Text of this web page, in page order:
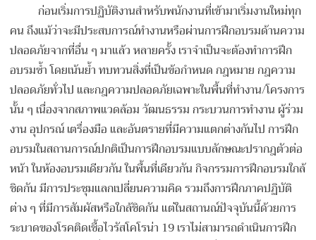
ก่อนเริ่มการปฏิบัติงานสำหรับพนักงานที่เข้ามาเริ่มงานใหม่ทุก
คน ถึงแม้ว่าจะมีประสบการณ์ทำงานหรือผ่านการฝึกอบรมด้านความ
ปลอดภัยจากที่อื่น ๆ มาแล้ว หลายครั้ง เราจำเป็นจะต้องทำการฝึก
อบรมซ้ำ โดยเน้นย้ำ ทบทวนสิ่งที่เป็นข้อกำหนด กฎหมาย กฎความ
ปลอดภัยทั่วไป และกฎความปลอดภัยเฉพาะในพื้นที่ทำงาน/โครงการ
นั้น ๆ เนื่องจากสภาพแวดล้อม วัฒนธรรม กระบวนการทำงาน ผู้ร่วม
งาน อุปกรณ์ เตรื่องมือ และอันตรายที่มีความแตกต่างกันไป การฝึก
อบรมในสถานการณ์ปกติเป็นการฝึกอบรมแบบลักษณะปรากฎตัวต่อ
หน้า ในห้องอบรมเดียวกัน ในพื้นที่เดียวกัน กิจกรรมการฝึกอบรมใกล้
ชิดกัน มีการประชุมแลกเปลี่ยนความคิด รวมถึงการฝึกภาคปฏิบัติ
ต่าง ๆ ที่มีการสัมผัสหรือใกล้ชิดกัน แต่ในสถานณ์ปัจจุบันนี้ด้วยการ
ระบาดของโรคติดเชื้อไวรัสโคโรน่า 19 เราไม่สามารถดำเนินการฝึก